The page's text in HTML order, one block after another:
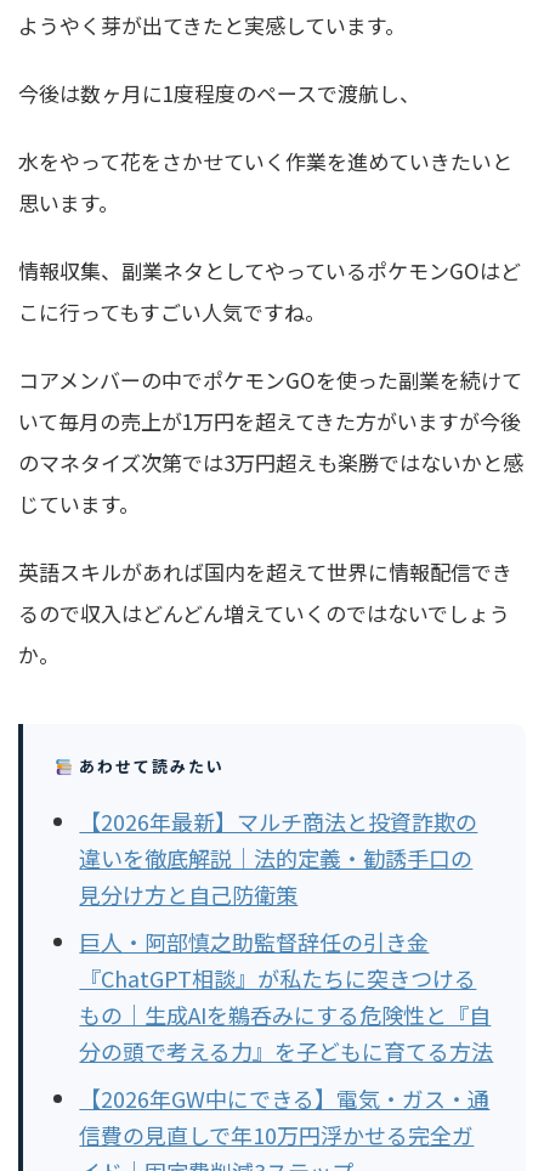
ようやく芽が出てきたと実感しています。
今後は数ヶ月に1度程度のペースで渡航し、
水をやって花をさかせていく作業を進めていきたいと
思います。
情報収集、副業ネタとしてやっているポケモンGOはど
こに行ってもすごい人気ですね。
コアメンバーの中でポケモンGOを使った副業を続けて
いて毎月の売上が1万円を超えてきた方がいますが今後
のマネタイズ次第では3万円超えも楽勝ではないかと感
じています。
英語スキルがあれば国内を超えて世界に情報配信でき
るので収入はどんどん増えていくのではないでしょう
か。
あわせて読みたい
【2026年最新】マルチ商法と投資詐欺の
違いを徹底解説｜法的定義・勧誘手口の
見分け方と自己防衛策
巨人・阿部慎之助監督辞任の引き金
『ChatGPT相談』が私たちに突きつける
もの｜生成AIを鵜呑みにする危険性と『自
分の頭で考える力』を子どもに育てる方法
【2026年GW中にできる】電気・ガス・通
信費の見直しで年10万円浮かせる完全ガ